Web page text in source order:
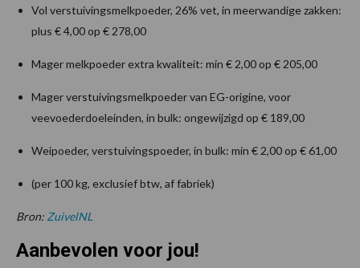
Vol verstuivingsmelkpoeder, 26% vet, in meerwandige zakken:
plus € 4,00 op € 278,00
Mager melkpoeder extra kwaliteit: min € 2,00 op € 205,00
Mager verstuivingsmelkpoeder van EG-origine, voor
veevoederdoeleinden, in bulk: ongewijzigd op € 189,00
Weipoeder, verstuivingspoeder, in bulk: min € 2,00 op € 61,00
(per 100 kg, exclusief btw, af fabriek)
Bron: ZuivelNL
Aanbevolen voor jou!